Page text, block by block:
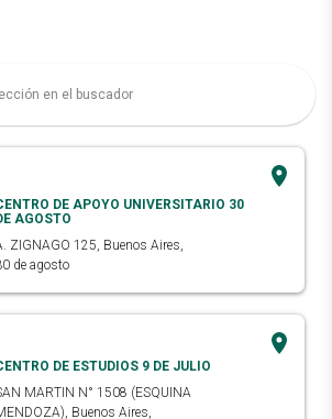
DE APOYO UNIVERSITARIO 30
AGOSTO
ZIGNAGO 125, Buenos Aires,
de agosto
DE ESTUDIOS 9 DE JULIO
MARTIN N° 1508 (ESQUINA
Buenos Aires,